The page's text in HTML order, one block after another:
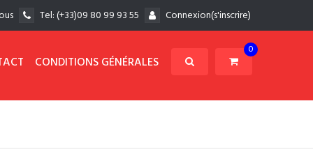
Tel:(+33)09 80 99 93 55 Connexion(s'inscrire)
0
CONDITIONS GÉNÉRALES